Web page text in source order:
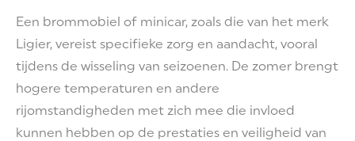
Een brommobiel of minicar, zoals die van het merk
Ligier, vereist specifieke zorg en aandacht, vooral
tijdens de wisseling van seizoenen. De zomer brengt
hogere temperaturen en andere
rijomstandigheden met zich mee die invloed
kunnen hebben op de prestaties en veiligheid van